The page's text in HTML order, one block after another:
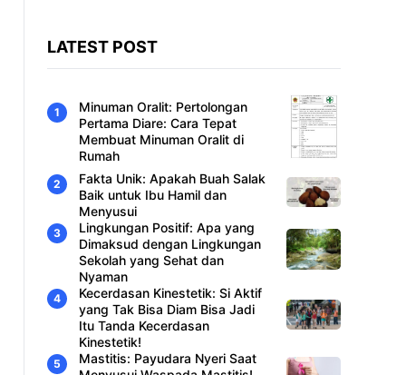
LATEST POST
Minuman Oralit: Pertolongan
Pertama Diare: Cara Tepat
Membuat Minuman Oralit di
Rumah
Fakta Unik: Apakah Buah Salak
Baik untuk Ibu Hamil dan
Menyusui
Lingkungan Positif: Apa yang
Dimaksud dengan Lingkungan
Sekolah yang Sehat dan
Nyaman
Kecerdasan Kinestetik: Si Aktif
yang Tak Bisa Diam Bisa Jadi
Itu Tanda Kecerdasan
Kinestetik!
Mastitis: Payudara Nyeri Saat